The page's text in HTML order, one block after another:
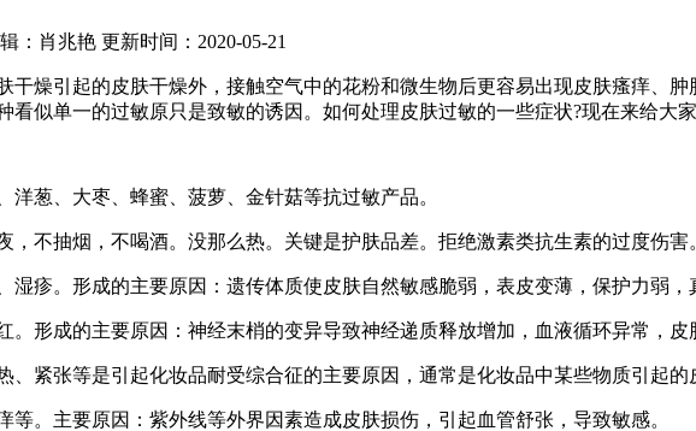
：肖兆艳 更新时间：2020-05-21
引起的皮肤干燥外，接触空气中的花粉和微生物后更容易出现皮肤瘙痒、肿
看似单一的过敏原只是致敏的诱因。如何处理皮肤过敏的一些症状?现在来给大家
葱、大枣、蜂蜜、菠萝、金针菇等抗过敏产品。
抽烟，不喝酒。没那么热。关键是护肤品差。拒绝激素类抗生素的过度伤害
。形成的主要原因：遗传体质使皮肤自然敏感脆弱，表皮变薄，保护力弱，
成的主要原因：神经末梢的变异导致神经递质释放增加，血液循环异常，皮
张等是引起化妆品耐受综合征的主要原因，通常是化妆品中某些物质引起的
。主要原因：紫外线等外界因素造成皮肤损伤，引起血管舒张，导致敏感。